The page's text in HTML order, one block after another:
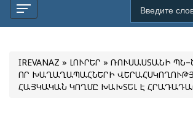
IREVANAZ » ԼՈՒՐԵՐ » ՌՈՒՍԱՍՏԱՆԻ
ՈՐ ԽԱՂԱՂԱՊԱՀՆԵՐԻ
ՀԱՅԿԱԿԱՆ ԿՈՂՄԸ ԽԱԽՏԵԼ Է